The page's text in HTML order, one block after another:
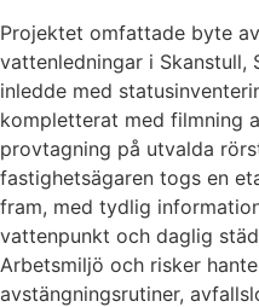
Projektet omfattade byte
vattenledningar i Skanstull,
inledde med
kompletterat med filmning
provtagning på utvalda
fastighetsägaren togs en
fram, med tydlig
vattenpunkt och daglig
Arbetsmiljö och risker
avstängningsrutiner,